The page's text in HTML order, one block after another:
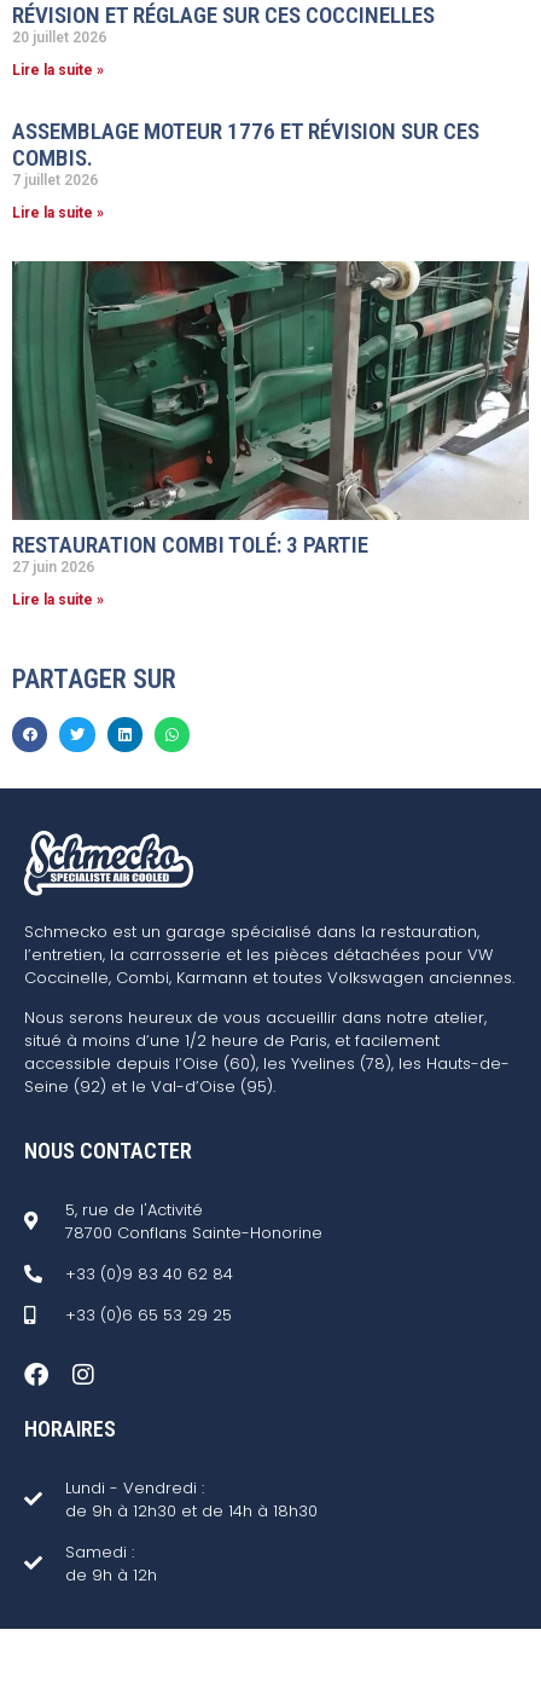
RÉVISION ET RÉGLAGE SUR CES COCCINELLES
20 juillet 2026
Lire la suite »
ASSEMBLAGE MOTEUR 1776 ET RÉVISION SUR CES
COMBIS.
7 juillet 2026
Lire la suite »
RESTAURATION COMBI TOLÉ: 3 PARTIE
27 juin 2026
Lire la suite »
PARTAGER SUR
Schmecko est un garage spécialisé dans la restauration,
l’entretien, la carrosserie et les pièces détachées pour VW
Coccinelle, Combi, Karmann et toutes Volkswagen anciennes.
Nous serons heureux de vous accueillir dans notre atelier,
situé à moins d’une 1/2 heure de Paris, et facilement
accessible depuis l’Oise (60), les Yvelines (78), les Hauts-de-
Seine (92) et le Val-d’Oise (95).
NOUS CONTACTER
5, rue de l'Activité
78700 Conflans Sainte-Honorine
+33 (0)9 83 40 62 84
+33 (0)6 65 53 29 25
HORAIRES
Lundi - Vendredi :
de 9h à 12h30 et de 14h à 18h30
Samedi :
de 9h à 12h